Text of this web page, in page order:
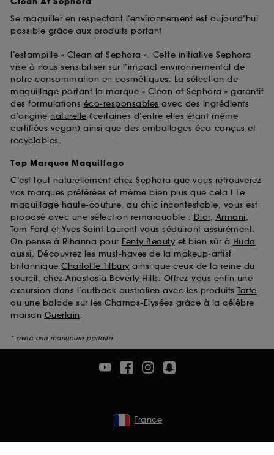
Se maquiller en respectant l’environnement est aujourd’hui
possible grâce aux produits portant
l’estampille « Clean at Sephora ». Cette initiative Sephora
vise à nous sensibiliser sur l’impact environnemental de
notre consommation en cosmétiques. La sélection de
maquillage portant la marque « Clean at Sephora » garantit
des formulations éco-responsables avec des ingrédients
d’origine naturelle (certaines d’entre elles étant même
certifiées vegan) ainsi que des emballages éco-conçus et
recyclables.
Top Marques Maquillage
C’est tout naturellement chez Sephora que vous retrouverez
vos marques préférées et même bien plus que cela ! Le
maquillage haute-couture, au chic incontestable, vous est
proposé avec une sélection remarquable : Dior, Armani,
Tom Ford et Yves Saint Laurent vous séduiront assurément.
On pense à Rihanna pour Fenty Beauty et bien sûr à Huda
aussi. Découvrez les must-haves de la makeup-artist
britannique Charlotte Tilbury ainsi que ceux de la reine du
sourcil, chez Anastasia Beverly Hills. Offrez-vous enfin une
excursion dans l’outback australien avec les produits Tarte
ou une balade sur les Champs-Elysées grâce à la célèbre
maison Guerlain.
* avec une manucure parfaite
France